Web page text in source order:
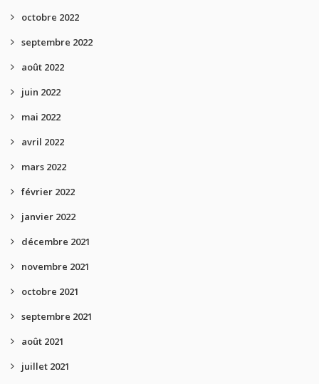
octobre 2022
septembre 2022
août 2022
juin 2022
mai 2022
avril 2022
mars 2022
février 2022
janvier 2022
décembre 2021
novembre 2021
octobre 2021
septembre 2021
août 2021
juillet 2021